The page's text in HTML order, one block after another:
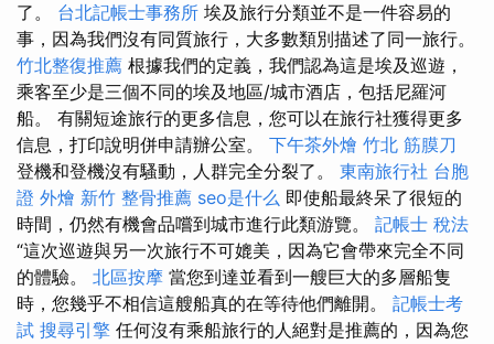
了。 台北記帳士事務所 埃及旅行分類並不是一件容易的
事，因為我們沒有同質旅行，大多數類別描述了同一旅行。
竹北整復推薦 根據我們的定義，我們認為這是埃及巡遊，
乘客至少是三個不同的埃及地區/城市酒店，包括尼羅河
船。 有關短途旅行的更多信息，您可以在旅行社獲得更多
信息，打印說明併申請辦公室。 下午茶外燴 竹北 筋膜刀
登機和登機沒有騷動，人群完全分裂了。 東南旅行社 台胞
證 外燴 新竹 整骨推薦 seo是什么 即使船最終呆了很短的
時間，仍然有機會品嚐到城市進行此類游覽。 記帳士 稅法
“這次巡遊與另一次旅行不可媲美，因為它會帶來完全不同
的體驗。 北區按摩 當您到達並看到一艘巨大的多層船隻
時，您幾乎不相信這艘船真的在等待他們離開。 記帳士考
試 搜尋引擎 任何沒有乘船旅行的人絕對是推薦的，因為您